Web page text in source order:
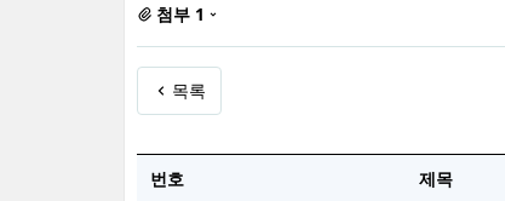
첨부 1
목록
번호 제목